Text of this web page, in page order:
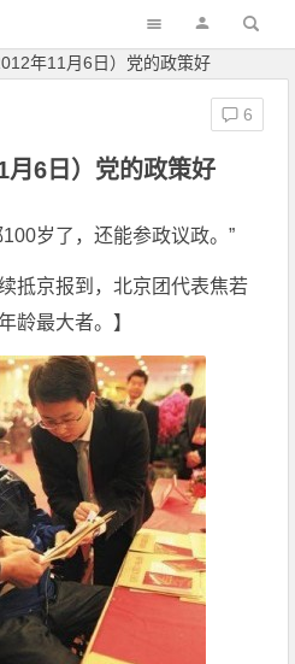
年11月6日）党的政策好
月6日）党的政策好
6
岁了，还能参政议政。”
抵京报到，北京团代表焦若
龄最大者。】